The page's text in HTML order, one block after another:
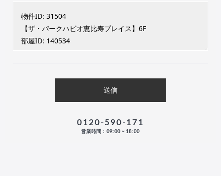
0120-590-171
営業時間：09:00 ~ 18:00